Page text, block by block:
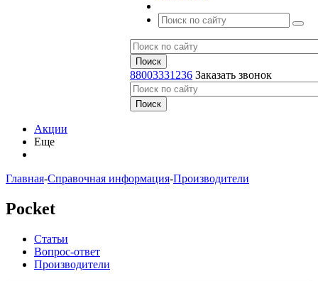
88003331236 Заказать звонок
Акции
Еще
Главная-Справочная информация-Производители
Pocket
Статьи
Вопрос-ответ
Производители